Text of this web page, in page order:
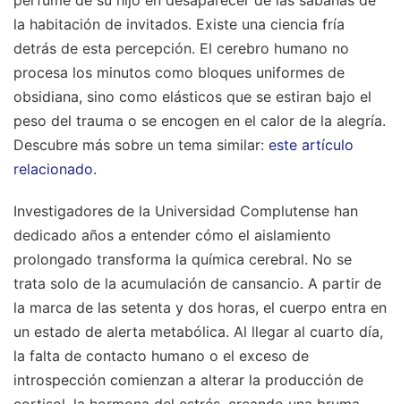
la habitación de invitados. Existe una ciencia fría
detrás de esta percepción. El cerebro humano no
procesa los minutos como bloques uniformes de
obsidiana, sino como elásticos que se estiran bajo el
peso del trauma o se encogen en el calor de la alegría.
Descubre más sobre un tema similar: este artículo
relacionado.
Investigadores de la Universidad Complutense han
dedicado años a entender cómo el aislamiento
prolongado transforma la química cerebral. No se
trata solo de la acumulación de cansancio. A partir de
la marca de las setenta y dos horas, el cuerpo entra en
un estado de alerta metabólica. Al llegar al cuarto día,
la falta de contacto humano o el exceso de
introspección comienzan a alterar la producción de